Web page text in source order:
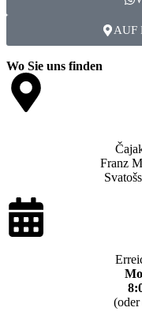
AUF
Wo Sie uns finden
Franz